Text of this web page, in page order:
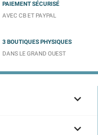
PAIEMENT SÉCURISÉ
AVEC CB ET PAYPAL
3 BOUTIQUES PHYSIQUES
DANS LE GRAND OUEST

